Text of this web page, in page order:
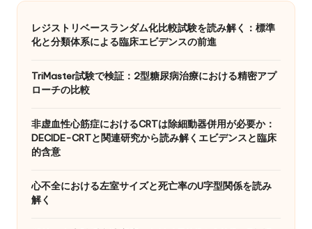
レジストリベースランダム化比較試験を読み解く：標準
化と分類体系による臨床エビデンスの前進
TriMaster試験で検証：2型糖尿病治療における精密アプ
ローチの比較
非虚血性心筋症におけるCRTは除細動器併用が必要か：
DECIDE-CRTと関連研究から読み解くエビデンスと臨床
的含意
心不全における左室サイズと死亡率のU字型関係を読み
解く